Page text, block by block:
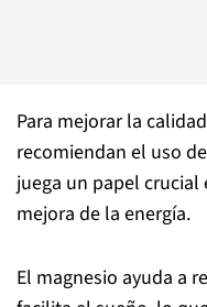
Para mejorar la
recomiendan el uso de
juega un papel
mejora de la energía.
El magnesio ayuda a